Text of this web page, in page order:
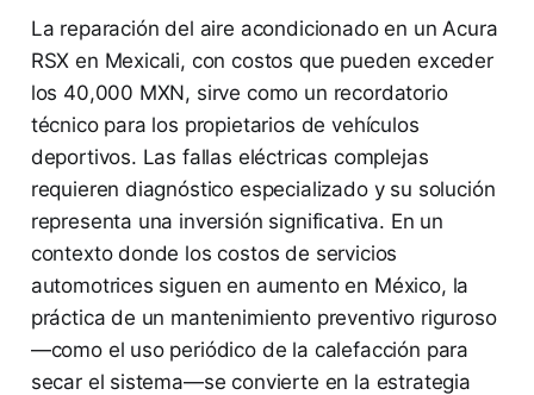
La reparación del aire acondicionado en un Acura
RSX en Mexicali, con costos que pueden exceder
los 40,000 MXN, sirve como un recordatorio
técnico para los propietarios de vehículos
deportivos. Las fallas eléctricas complejas
requieren diagnóstico especializado y su solución
representa una inversión significativa. En un
contexto donde los costos de servicios
automotrices siguen en aumento en México, la
práctica de un mantenimiento preventivo riguroso
—como el uso periódico de la calefacción para
secar el sistema—se convierte en la estrategia